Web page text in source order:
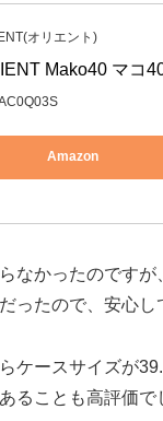
オリエント)
Mako40 マコ
Amazon
なかったのです
ったので、安心
ケースサイズが
ることも高評価で